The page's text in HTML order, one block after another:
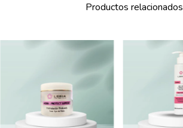
Productos relacionados